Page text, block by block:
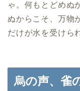
ゃ。何もとどめぬ
ぬからこそ、万物
だけが水を受けら
烏の声、雀